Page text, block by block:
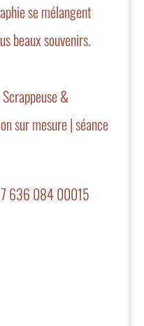
se mélangent
beaux souvenirs.
&
sur mesure | séance
636 084 00015